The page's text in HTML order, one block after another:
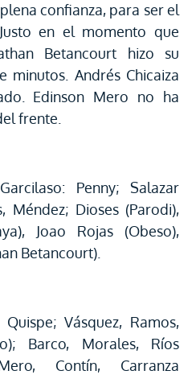
confianza, para ser el
en el momento que
Betancourt hizo su
minutos. Andrés Chicaiza
Edinson Mero no ha
frente.
Penny; Salazar
Méndez; Dioses (Parodi),
Joao Rojas (Obeso),
Betancourt).
Vásquez, Ramos,
Barco, Morales, Ríos
Contín, Carranza